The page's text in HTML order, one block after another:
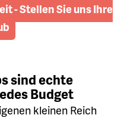
- Stellen Sie uns Ihre
sind echte
Budget
kleinen Reich